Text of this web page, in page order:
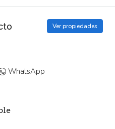
Ver propiedades
WhatsApp